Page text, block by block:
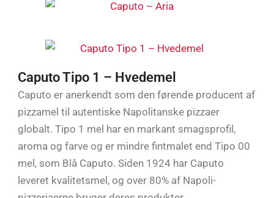
Caputo Tipo 1 – Hvedemel
Caputo er anerkendt som den førende producent af
pizzamel til autentiske Napolitanske pizzaer
globalt. Tipo 1 mel har en markant smagsprofil,
aroma og farve og er mindre fintmalet end Tipo 00
mel, som Blå Caputo. Siden 1924 har Caputo
leveret kvalitetsmel, og over 80% af Napoli-